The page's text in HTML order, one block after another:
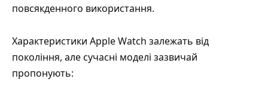
повсякденного використання.
Характеристики Apple Watch залежать від
покоління, але сучасні моделі зазвичай
пропонують: